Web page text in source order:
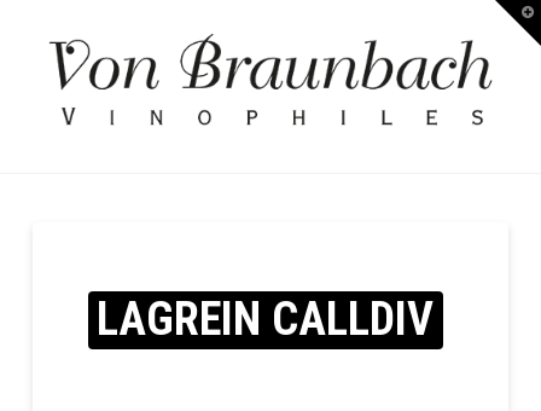
Kellerei
Braunbach
LAGREIN CALLDIV